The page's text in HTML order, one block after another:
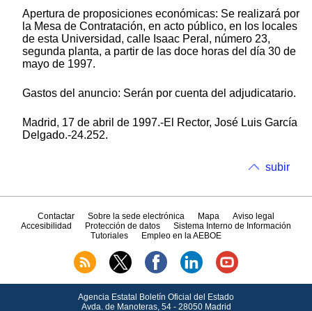
Apertura de proposiciones económicas: Se realizará por
la Mesa de Contratación, en acto público, en los locales
de esta Universidad, calle Isaac Peral, número 23,
segunda planta, a partir de las doce horas del día 30 de
mayo de 1997.
Gastos del anuncio: Serán por cuenta del adjudicatario.
Madrid, 17 de abril de 1997.-El Rector, José Luis García
Delgado.-24.252.
subir
Contactar Sobre la sede electrónica Mapa
Aviso legal
Accesibilidad
Protección de datos
Sistema Interno de Información
Tutoriales
Empleo en la AEBOE
Agencia Estatal Boletín Oficial del Estado
Avda. de Manoteras, 54 - 28050 Madrid